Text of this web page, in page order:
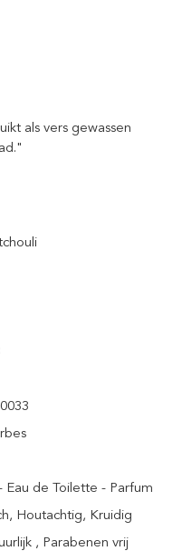
als vers gewassen
Eau de Toilette - Parfum
, Houtachtig, Kruidig
, Parabenen vrij